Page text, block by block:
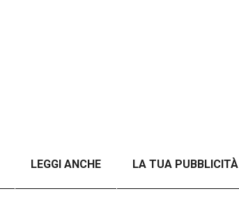
LEGGI ANCHE LA TUA PUBBLICITÀ